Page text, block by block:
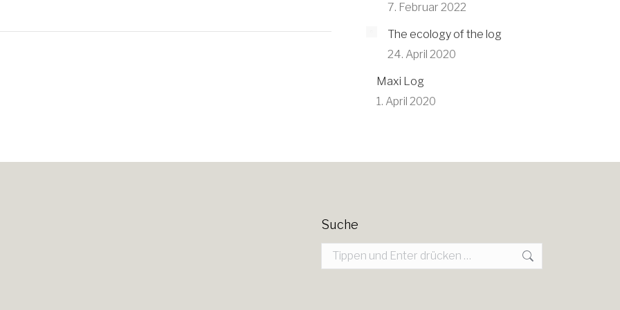
7. Februar 2022
The ecology of the log
24. April 2020
Maxi Log
1. April 2020
Suche
Search: